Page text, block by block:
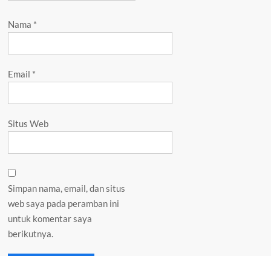
Nama *
Email *
Situs Web
Simpan nama, email, dan situs
web saya pada peramban ini
untuk komentar saya
berikutnya.